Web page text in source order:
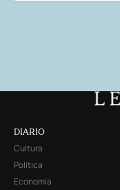
DIARIO
Cultura
Política
Economía